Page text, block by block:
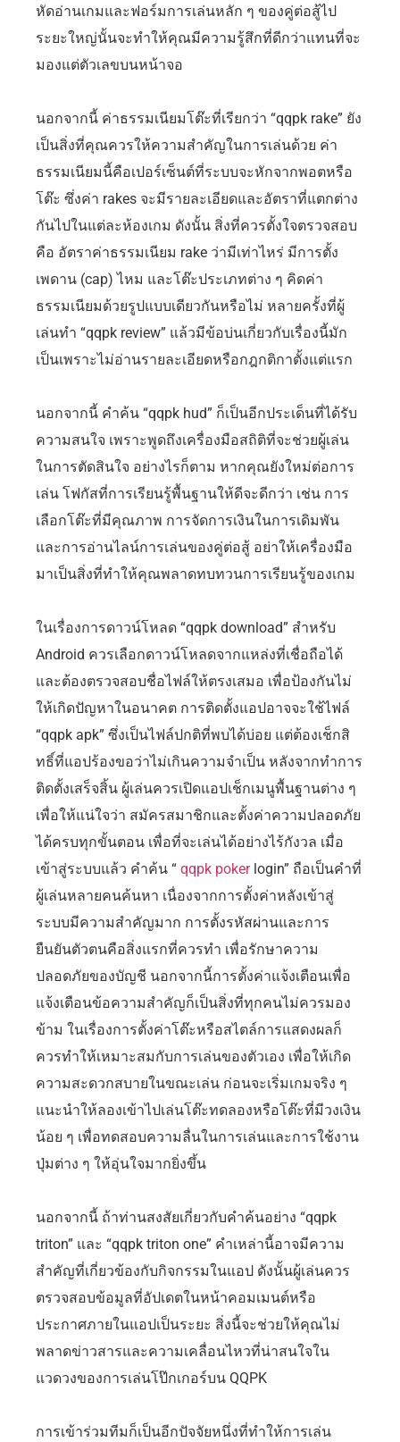
หัดอ่านเกมและฟอร์มการเล่นหลัก ๆ ของคู่ต่อสู้ไป
ระยะใหญ่นั้นจะทำให้คุณมีความรู้สึกที่ดีกว่าแทนที่จะ
มองแต่ตัวเลขบนหน้าจอ
นอกจากนี้ ค่าธรรมเนียมโต๊ะที่เรียกว่า “qqpk rake” ยัง
เป็นสิ่งที่คุณควรให้ความสำคัญในการเล่นด้วย ค่า
ธรรมเนียมนี้คือเปอร์เซ็นต์ที่ระบบจะหักจากพอตหรือ
โต๊ะ ซึ่งค่า rakes จะมีรายละเอียดและอัตราที่แตกต่าง
กันไปในแต่ละห้องเกม ดังนั้น สิ่งที่ควรตั้งใจตรวจสอบ
คือ อัตราค่าธรรมเนียม rake ว่ามีเท่าไหร่ มีการตั้ง
เพดาน (cap) ไหม และโต๊ะประเภทต่าง ๆ คิดค่า
ธรรมเนียมด้วยรูปแบบเดียวกันหรือไม่ หลายครั้งที่ผู้
เล่นทำ “qqpk review” แล้วมีข้อบ่นเกี่ยวกับเรื่องนี้มัก
เป็นเพราะไม่อ่านรายละเอียดหรือกฎกติกาตั้งแต่แรก
นอกจากนี้ คำค้น “qqpk hud” ก็เป็นอีกประเด็นที่ได้รับ
ความสนใจ เพราะพูดถึงเครื่องมือสถิติที่จะช่วยผู้เล่น
ในการตัดสินใจ อย่างไรก็ตาม หากคุณยังใหม่ต่อการ
เล่น โฟกัสที่การเรียนรู้พื้นฐานให้ดีจะดีกว่า เช่น การ
เลือกโต๊ะที่มีคุณภาพ การจัดการเงินในการเดิมพัน
และการอ่านไลน์การเล่นของคู่ต่อสู้ อย่าให้เครื่องมือ
มาเป็นสิ่งที่ทำให้คุณพลาดทบทวนการเรียนรู้ของเกม
ในเรื่องการดาวน์โหลด “qqpk download” สำหรับ
Android ควรเลือกดาวน์โหลดจากแหล่งที่เชื่อถือได้
และต้องตรวจสอบชื่อไฟล์ให้ตรงเสมอ เพื่อป้องกันไม่
ให้เกิดปัญหาในอนาคต การติดตั้งแอปอาจจะใช้ไฟล์
“qqpk apk” ซึ่งเป็นไฟล์ปกติที่พบได้บ่อย แต่ต้องเช็กสิ
ทธิ์ที่แอปร้องขอว่าไม่เกินความจำเป็น หลังจากทำการ
ติดตั้งเสร็จสิ้น ผู้เล่นควรเปิดแอปเช็กเมนูพื้นฐานต่าง ๆ
เพื่อให้แน่ใจว่า สมัครสมาชิกและตั้งค่าความปลอดภัย
ได้ครบทุกขั้นตอน เพื่อที่จะเล่นได้อย่างไร้กังวล เมื่อ
เข้าสู่ระบบแล้ว คำค้น “ qqpk pokerlogin” ถือเป็นคำที่
ผู้เล่นหลายคนค้นหา เนื่องจากการตั้งค่าหลังเข้าสู่
ระบบมีความสำคัญมาก การตั้งรหัสผ่านและการ
ยืนยันตัวตนคือสิ่งแรกที่ควรทำ เพื่อรักษาความ
ปลอดภัยของบัญชี นอกจากนี้การตั้งค่าแจ้งเตือนเพื่อ
แจ้งเตือนข้อความสำคัญก็เป็นสิ่งที่ทุกคนไม่ควรมอง
ข้าม ในเรื่องการตั้งค่าโต๊ะหรือสไตล์การแสดงผลก็
ควรทำให้เหมาะสมกับการเล่นของตัวเอง เพื่อให้เกิด
ความสะดวกสบายในขณะเล่น ก่อนจะเริ่มเกมจริง ๆ
แนะนำให้ลองเข้าไปเล่นโต๊ะทดลองหรือโต๊ะที่มีวงเงิน
น้อย ๆ เพื่อทดสอบความลื่นในการเล่นและการใช้งาน
ปุ่มต่าง ๆ ให้อุ่นใจมากยิ่งขึ้น
นอกจากนี้ ถ้าท่านสงสัยเกี่ยวกับคำค้นอย่าง “qqpk
triton” และ “qqpk triton one” คำเหล่านี้อาจมีความ
สำคัญที่เกี่ยวข้องกับกิจกรรมในแอป ดังนั้นผู้เล่นควร
ตรวจสอบข้อมูลที่อัปเดตในหน้าคอมเมนต์หรือ
ประกาศภายในแอปเป็นระยะ สิ่งนี้จะช่วยให้คุณไม่
พลาดข่าวสารและความเคลื่อนไหวที่น่าสนใจใน
แวดวงของการเล่นโป๊กเกอร์บน QQPK
การเข้าร่วมทีมก็เป็นอีกปัจจัยหนึ่งที่ทำให้การเล่น